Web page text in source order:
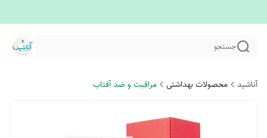
جستجو
آناشید محصولات بهداشتی مراقبت و ضد آفتاب